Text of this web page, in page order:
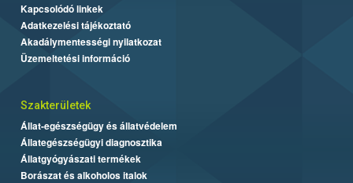
Kapcsolódó linkek
Adatkezelési tájékoztató
Akadálymentességi nyilatkozat
Üzemeltetési információ
Szakterületek
Állat-egészségügy és állatvédelem
Állategészségügyi diagnosztika
Állatgyógyászati termékek
Borászat és alkoholos italok